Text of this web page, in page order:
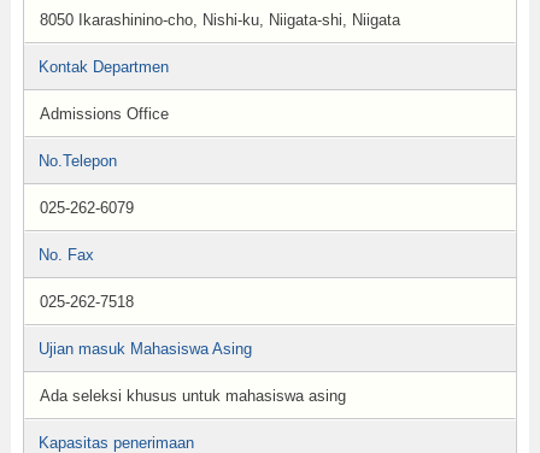
8050 Ikarashinino-cho, Nishi-ku, Niigata-shi, Niigata
Kontak Departmen
Admissions Office
No.Telepon
025-262-6079
No. Fax
025-262-7518
Ujian masuk Mahasiswa Asing
Ada seleksi khusus untuk mahasiswa asing
Kapasitas penerimaan